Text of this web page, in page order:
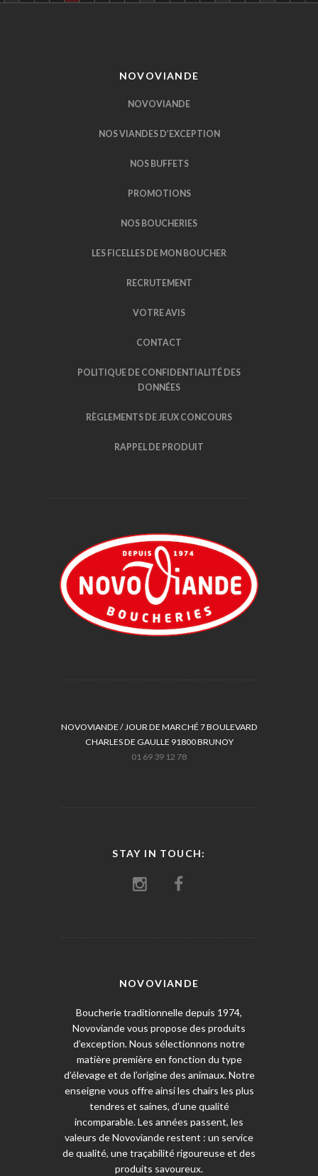
NOVOVIANDE
NOVOVIANDE
NOS VIANDES D’EXCEPTION
NOS BUFFETS
PROMOTIONS
NOS BOUCHERIES
LES FICELLES DE MON BOUCHER
RECRUTEMENT
VOTRE AVIS
CONTACT
POLITIQUE DE CONFIDENTIALITÉ DES
DONNÉES
RÈGLEMENTS DE JEUX CONCOURS
RAPPEL DE PRODUIT
NOVOVIANDE / JOUR DE MARCHÉ 7 BOULEVARD
CHARLES DE GAULLE 91800 BRUNOY
01 69 39 12 78
STAY IN TOUCH:
NOVOVIANDE
Boucherie traditionnelle depuis 1974,
Novoviande vous propose des produits
d’exception. Nous sélectionnons notre
matière première en fonction du type
d’élevage et de l’origine des animaux. Notre
enseigne vous offre ainsi les chairs les plus
tendres et saines, d’une qualité
incomparable. Les années passent, les
valeurs de Novoviande restent : un service
de qualité, une traçabilité rigoureuse et des
produits savoureux.